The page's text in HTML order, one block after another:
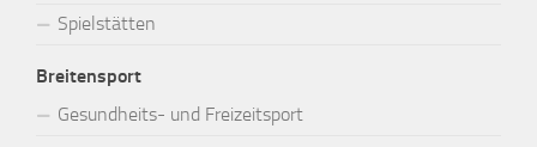
Spielstätten
Breitensport
Gesundheits- und Freizeitsport